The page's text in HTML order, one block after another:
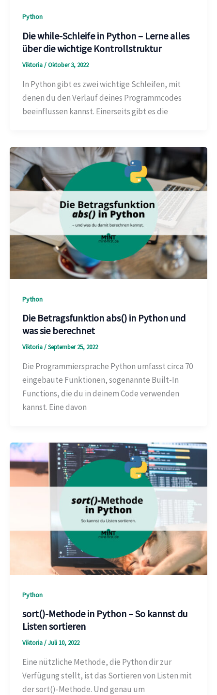
Python
Die while-Schleife in Python – Lerne alles
über die wichtige Kontrollstruktur
Viktoria/Oktober 3, 2022
In Python gibt es zwei wichtige Schleifen, mit
denen du den Verlauf deines Programmcodes
beeinflussen kannst. Einerseits gibt es die
Python
Die Betragsfunktion abs() in Python und
was sie berechnet
Viktoria/September 25, 2022
Die Programmiersprache Python umfasst circa 70
eingebaute Funktionen, sogenannte Built-In
Functions, die du in deinem Code verwenden
kannst. Eine davon
Python
sort()-Methode in Python – So kannst du
Listen sortieren
Viktoria/Juli 10, 2022
Eine nützliche Methode, die Python dir zur
Verfügung stellt, ist das Sortieren von Listen mit
der sort()-Methode. Und genau um